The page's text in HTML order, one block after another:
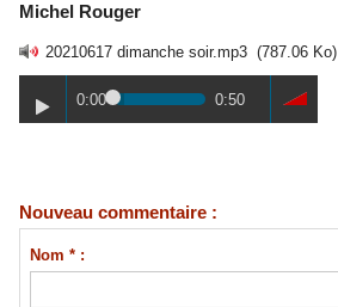
Michel Rouger
20210617 dimanche soir.mp3 (787.06 Ko)
0:00 0:50
Nouveau commentaire :
Nom * :